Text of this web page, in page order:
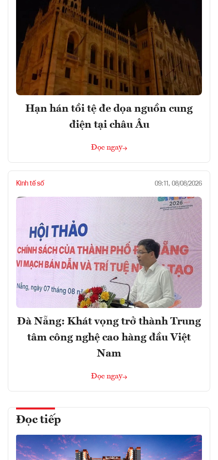
Hạn hán tồi tệ đe dọa nguồn cung
điện tại châu Âu
Đọc ngay
Kinh tế số 09:11, 08/08/2026
Đà Nẵng: Khát vọng trở thành Trung
tâm công nghệ cao hàng đầu Việt
Nam
Đọc ngay
Đọc tiếp